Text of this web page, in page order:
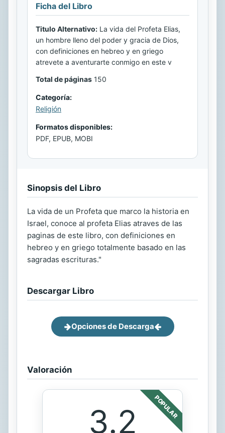
Ficha del Libro
Titulo Alternativo: La vida del Profeta Elias,
un hombre lleno del poder y gracia de Dios,
con definiciones en hebreo y en griego
atrevete a aventurarte conmigo en este v
Total de páginas 150
Categoría:
Religión
Formatos disponibles:
PDF, EPUB, MOBI
Sinopsis del Libro
La vida de un Profeta que marco la historia en
Israel, conoce al profeta Elias atraves de las
paginas de este libro, con definiciones en
hebreo y en griego totalmente basado en las
sagradas escrituras."
Descargar Libro
Opciones de Descarga
Valoración
POPULAR
3.2